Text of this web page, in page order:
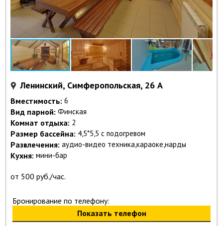
Ленинский, Симферопольская, 26 А
Вместимость: 6
Вид парной: Финская
Комнат отдыха: 2
Размер бассейна: 4,5*5,5 с подогревом
Развлечения: аудио-видео техника,караоке,нарды
Кухня: мини-бар
от 500 руб./час.
Бронирование по телефону:
Показать телефон